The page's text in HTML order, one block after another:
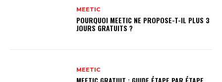
MEETIC
POURQUOI MEETIC NE PROPOSE-T-IL PLUS 3
JOURS GRATUITS ?
MEETIC